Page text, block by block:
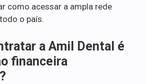
como acessar a ampla rede
o país.
a Amil Dental é
financeira